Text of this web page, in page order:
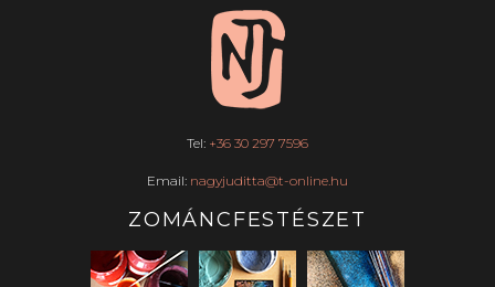
Tel: +36 30 297 7596
Email: nagyjuditta@t-online.hu
ZOMÁNCFESTÉSZET